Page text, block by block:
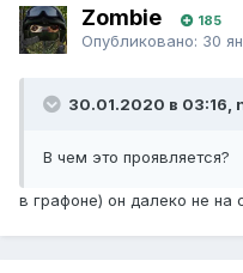
Zombie 185
Опубликовано: 30
30.01.2020 в 03:16,
В чем это проявляется?
в графоне) он далеко не на